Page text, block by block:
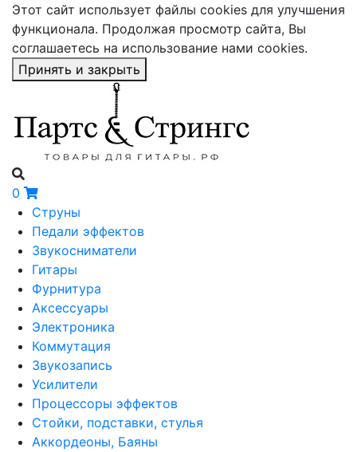
Этот сайт использует файлы cookies для улучшения
функционала. Продолжая просмотр сайта, Вы
соглашаетесь на использование нами cookies.
Принять и закрыть
0
Струны
Педали эффектов
Звукосниматели
Гитары
Фурнитура
Аксессуары
Электроника
Коммутация
Звукозапись
Усилители
Процессоры эффектов
Стойки, подставки, стулья
Аккордеоны, Баяны